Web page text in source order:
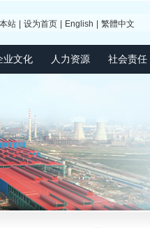
业文化 人力资源 社会责任
站 设为首页 English 繁體中文